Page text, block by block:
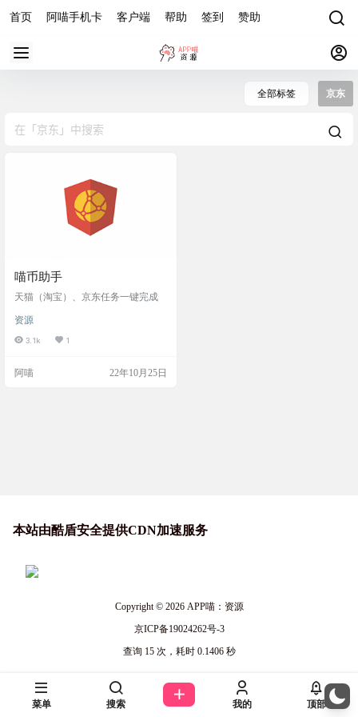
首页 阿喵手机卡 客户端 帮助 签到 赞助
全部标签 京东
喵币助手
天猫（淘宝）、京东任务一键完成
资源
3.1k 1
阿喵 22年10月25日
本站由酷盾安全提供CDN加速服务
Copyright © 2026APP喵：资源
京ICP备19024262号-3
查询 15 次，耗时 0.1406 秒
菜单 搜索 我的 顶部